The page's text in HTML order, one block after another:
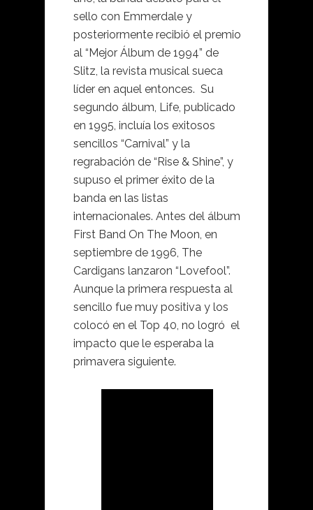
sello con Emmerdale y
posteriormente recibió el premio
al “Mejor Álbum de 1994” de
Slitz, la revista musical sueca
líder en aquel entonces. Su
segundo álbum, Life, publicado
en 1995, incluía los exitosos
sencillos “Carnival” y la
regrabación de “Rise & Shine”, y
supuso el primer éxito de la
banda en las listas
internacionales. Antes del álbum
First Band On The Moon, en
septiembre de 1996, The
Cardigans lanzaron “Lovefool”.
Aunque la primera respuesta al
sencillo fue muy positiva y los
colocó en el Top 40, no logró el
impacto que le esperaba la
primavera siguiente.